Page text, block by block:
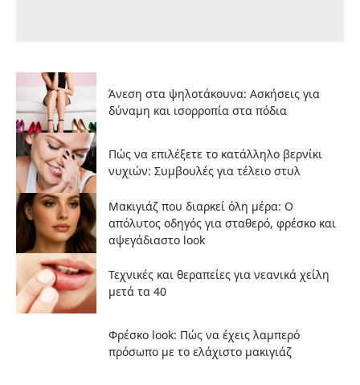
Άνεση στα ψηλοτάκουνα: Ασκήσεις για
δύναμη και ισορροπία στα πόδια
Πώς να επιλέξετε το κατάλληλο βερνίκι
νυχιών: Συμβουλές για τέλειο στυλ
Μακιγιάζ που διαρκεί όλη μέρα: Ο
απόλυτος οδηγός για σταθερό, φρέσκο και
αψεγάδιαστο look
Τεχνικές και θεραπείες για νεανικά χείλη
μετά τα 40
Φρέσκο look: Πώς να έχεις λαμπερό
πρόσωπο με το ελάχιστο μακιγιάζ